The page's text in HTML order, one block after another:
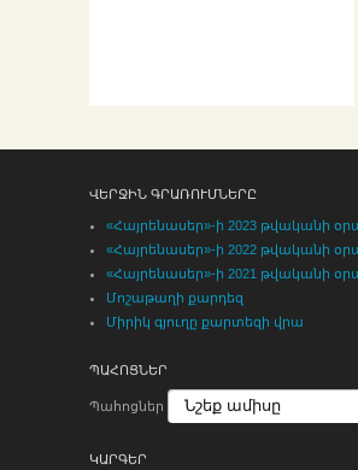
ՎԵՐՋԻՆ ԳՐԱՌՈՒՄՆԵՐԸ
«Հայրենասեր»-ի 2023 թվականի
«Հայրենասեր»-ի 2022 թվականի
«Հայրենասեր»-ի 2021 թվականի
Մոշաթաղի քարդեզ
Միրիկ գյուղը քարտեզի վրա
ՊԱՀՈՑՆԵՐ
Պահոցներ
ԿԱՐԳԵՐ